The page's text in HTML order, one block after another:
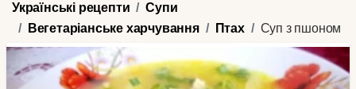
Українські рецепти
Супи
Вегетаріанське харчування
Птах Суп з пшоном